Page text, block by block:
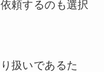
頼するのも選択
扱いであるた